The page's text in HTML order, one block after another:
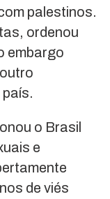
palestinos.
ordenou
embargo
o Brasil
e
de viés